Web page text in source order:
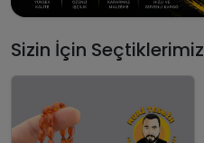
Sizin İçin Seçtiklerimiz